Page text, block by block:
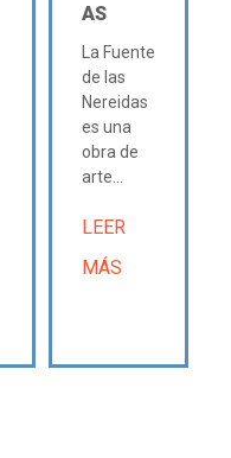
AS
La Fuente
de las
Nereidas
es una
obra de
arte...
LEER
MÁS